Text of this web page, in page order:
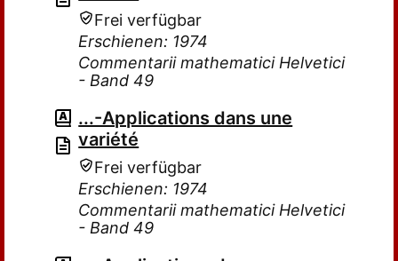
Frei verfügbar
Erschienen: 1974
Commentarii mathematici Helvetici
- Band 49
...-Applications dans une
variété
Frei verfügbar
Erschienen: 1974
Commentarii mathematici Helvetici
- Band 49